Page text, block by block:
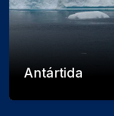
Antártida